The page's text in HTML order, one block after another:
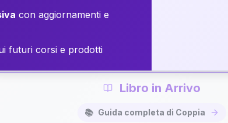
✨ Interpretazione personalizzata
⚡
Libro in Arrivo
📚 Guida completa di Coppia
con aggiornamenti e
futuri corsi e prodotti